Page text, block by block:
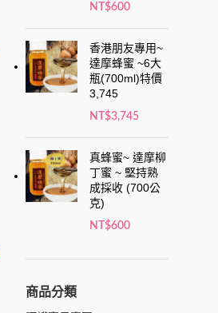
NT$600
香港朋友專用~
達摩蜂蜜 ~6大
瓶(700ml)特價
3,745
NT$3,745
真蜂蜜~ 達摩柳
丁蜜 ~ 堅持熟
成採收 (700公
克)
NT$600
商品分類